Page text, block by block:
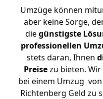
Umzüge können
aber keine Sorge,
diegünstigste
professionellen
stets daran, Ihnen
Preisezu bieten.
bei einem Umzug
Richtenberg Geld zu